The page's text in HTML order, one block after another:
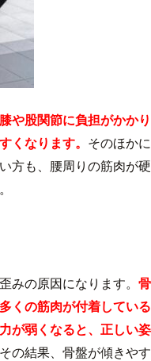
や股関節に負担がかかり
くなります。 そのほかに
方も、腰周りの筋肉が硬
みの原因になります。 骨
くの筋肉が付着している
が弱くなると、正しい姿
その結果、骨盤が傾きやす